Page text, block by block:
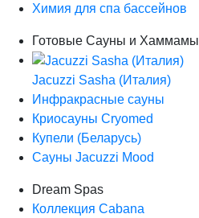
Химия для спа бассейнов
Готовые Сауны и Хаммамы
Jacuzzi Sasha (Италия)
Инфракрасные сауны
Криосауны Cryomed
Купели (Беларусь)
Сауны Jacuzzi Mood
Dream Spas
Коллекция Cabana